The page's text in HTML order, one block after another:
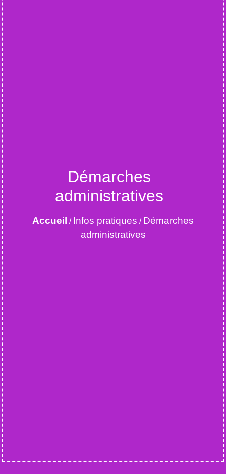
Démarches
administratives
Accueil / Infos pratiques / Démarches
administratives